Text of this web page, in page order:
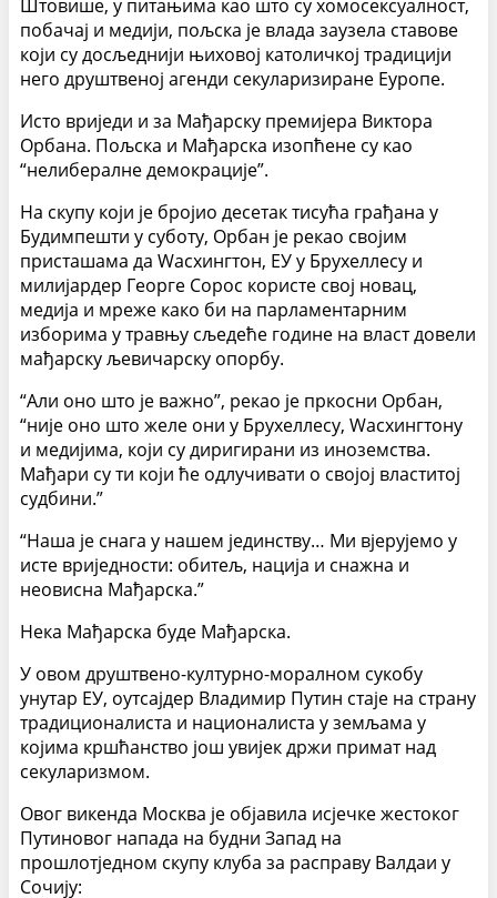
Штовише, у питањима као што су хомосексуалност,
побачај и медији, пољска је влада заузела ставове
који су досљеднији њиховој католичкој традицији
него друштвеној агенди секуларизиране Еуропе.
Исто вриједи и за Мађарску премијера Виктора
Орбана. Пољска и Мађарска изопћене су као
“нелибералне демокрације”.
На скупу који је бројио десетак тисућа грађана у
Будимпешти у суботу, Орбан је рекао својим
присташама да Wасхингтон, ЕУ у Бруxеллесу и
милијардер Георге Сорос користе свој новац,
медија и мреже како би на парламентарним
изборима у травњу сљедеће године на власт довели
мађарску љевичарску опорбу.
“Али оно што је важно”, рекао је пркосни Орбан,
“није оно што желе они у Бруxеллесу, Wасхингтону
и медијима, који су диригирани из иноземства.
Мађари су ти који ће одлучивати о својој властитој
судбини.”
“Наша је снага у нашем јединству… Ми вјерујемо у
исте вриједности: обитељ, нација и снажна и
неовисна Мађарска.”
Нека Мађарска буде Мађарска.
У овом друштвено-културно-моралном сукобу
унутар ЕУ, оутсајдер Владимир Путин стаје на страну
традиционалиста и националиста у земљама у
којима кршћанство још увијек држи примат над
секуларизмом.
Овог викенда Москва је објавила исјечке жестоког
Путиновог напада на будни Запад на
прошлотједном скупу клуба за расправу Валдаи у
Сочију: